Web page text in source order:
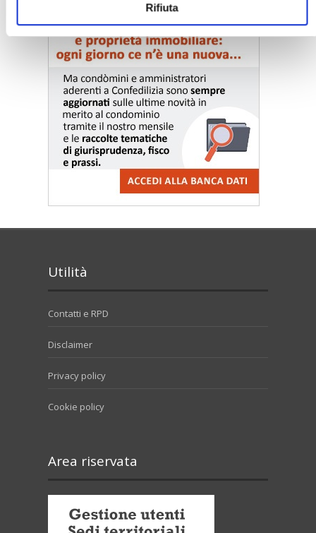
Rifiuta
Utilità
Contatti e RPD
Disclaimer
Privacy policy
Cookie policy
Area riservata